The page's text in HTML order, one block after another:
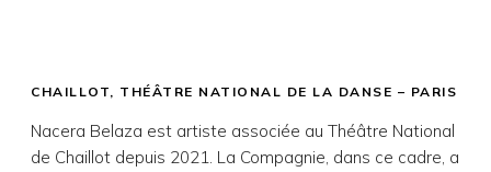
CHAILLOT, THÉÂTRE NATIONAL DE LA DANSE – PARIS
Nacera Belaza est artiste associée au Théâtre National
de Chaillot depuis 2021. La Compagnie, dans ce cadre, a